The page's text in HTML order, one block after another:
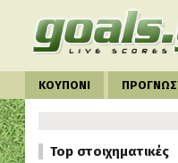
ΚΟΥΠΟΝΙ
Top στοιχηματικές